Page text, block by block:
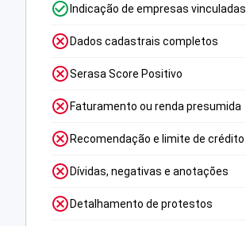
Indicação de empresas vinculadas
Dados cadastrais completos
Serasa Score Positivo
Faturamento ou renda presumida
Recomendação e limite de crédito
Dívidas, negativas e anotações
Detalhamento de protestos